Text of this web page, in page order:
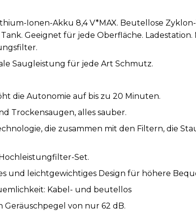
Ionen-Akku 8,4 V*MAX. Beutellose
Geeignet für jede Oberfläche.
Saugleistung für jede Art Schmutz.
die Autonomie auf bis zu 20 Minuten.
Trockensaugen, alles sauber.
die zusammen mit den Filtern, die
Set.
und leichtgewichtiges Design für höhere
Kabel- und beutellos
Geräuschpegel von nur 62 dB.